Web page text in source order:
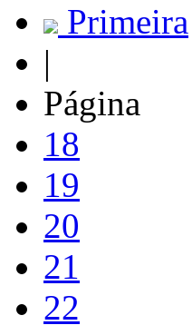
Primeira
|
Página
18
19
20
21
22